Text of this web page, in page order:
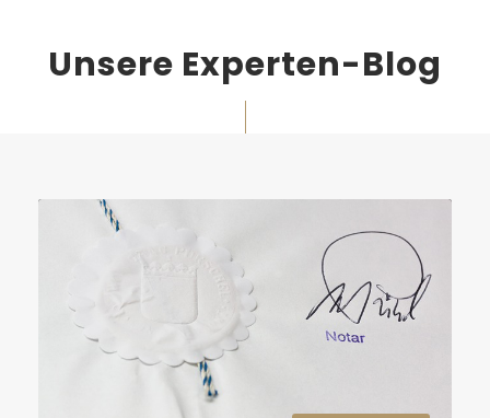
Unsere Experten-Blog